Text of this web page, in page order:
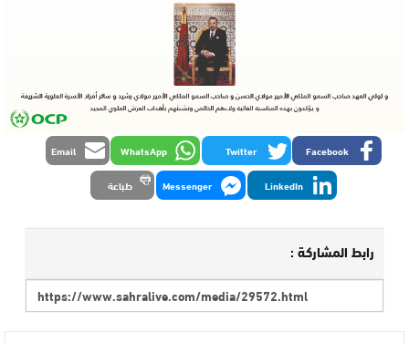
Facebook
Twitter
WhatsApp
Email
LinkedIn
Messenger طباعة
رابط المشاركة :